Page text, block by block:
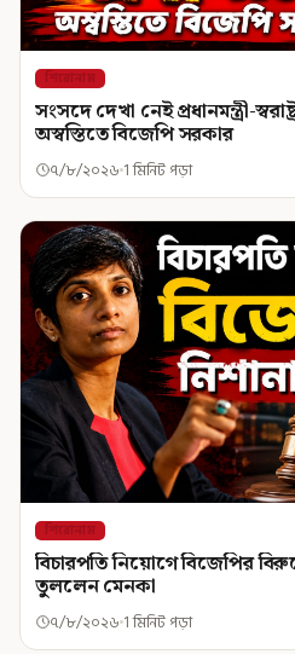
শিরোনাম
সংসদে দেখা নেই প্রধানমন্ত্রী-
অস্বস্তিতে বিজেপি সরকার
৭/৮/২০২৬ 1 মিনিট পড়া
শিরোনাম
বিচারপতি নিয়োগে বিজেপির
তুললেন মেনকা
৭/৮/২০২৬ 1 মিনিট পড়া